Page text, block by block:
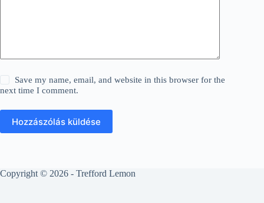
Save my name, email, and website in this browser for the
next time I comment.
Hozzászólás küldése
Copyright © 2026 - Trefford Lemon